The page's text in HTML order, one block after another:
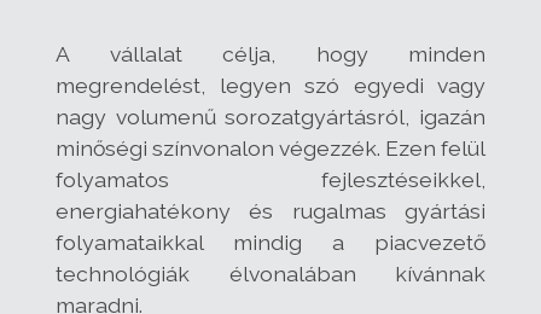
A vállalat célja, hogy minden
megrendelést, legyen szó egyedi vagy
nagy volumenű sorozatgyártásról, igazán
minőségi színvonalon végezzék. Ezen felül
folyamatos fejlesztéseikkel,
energiahatékony és rugalmas gyártási
folyamataikkal mindig a piacvezető
technológiák élvonalában kívánnak
maradni.